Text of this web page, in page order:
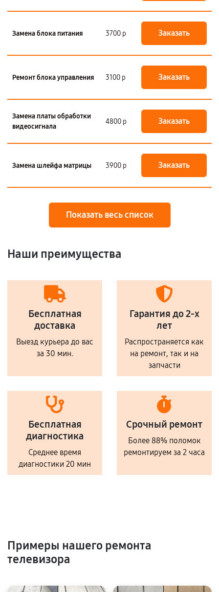
Замена блока питания 3700 р Заказать
Ремонт блока управления 3100 р Заказать
Замена платы обработки
видеосигнала
4800 р Заказать
Замена шлейфа матрицы 3900 р Заказать
Показать весь список
Наши преимущества
Бесплатная
доставка
Выезд курьера до вас
за 30 мин.
Гарантия до 2-х
лет
Распространяется как
на ремонт, так и на
запчасти
Бесплатная
диагностика
Среднее время
диагностики 20 мин
Срочный ремонт
Более 88% поломок
ремонтируем за 2 часа
Примеры нашего ремонта
телевизора